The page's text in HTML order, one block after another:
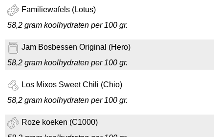
Familiewafels (Lotus)
58,2 gram koolhydraten per 100 gr.
Jam Bosbessen Original (Hero)
58,2 gram koolhydraten per 100 gr.
Los Mixos Sweet Chili (Chio)
58,2 gram koolhydraten per 100 gr.
Roze koeken (C1000)